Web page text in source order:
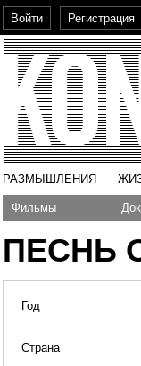
РАЗМЫШЛЕНИЯ
Фильмы
ПЕСНЬ
Год
Страна